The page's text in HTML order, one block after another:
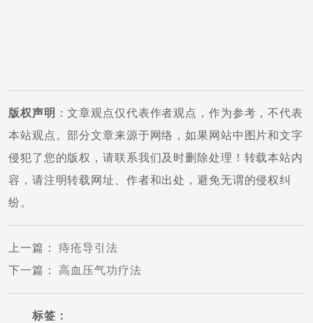
版权声明 ：文章观点仅代表作者观点，作为参考，不代表
本站观点。部分文章来源于网络，如果网站中图片和文字
侵犯了您的版权，请联系我们及时删除处理！转载本站内
容，请注明转载网址、作者和出处，避免无谓的侵权纠
纷。
上一篇 ：痔疮导引法
下一篇 ：高血压气功疗法
标签：